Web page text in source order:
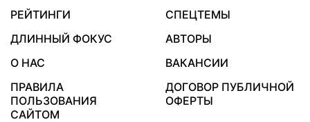
РЕЙТИНГИ
СПЕЦТЕМЫ
ДЛИННЫЙ ФОКУС
АВТОРЫ
О НАС
ВАКАНСИИ
ПРАВИЛА
ПОЛЬЗОВАНИЯ
САЙТОМ
ДОГОВОР ПУБЛИЧНОЙ
ОФЕРТЫ